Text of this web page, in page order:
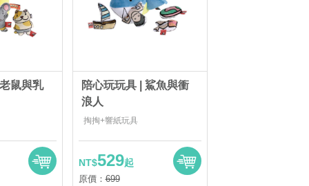
鼠與乳
陪心玩玩具 | 鯊魚與衝
浪人
掏掏+響紙玩具
NT$529起
原價：699